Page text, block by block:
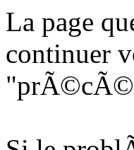
La page
continuer